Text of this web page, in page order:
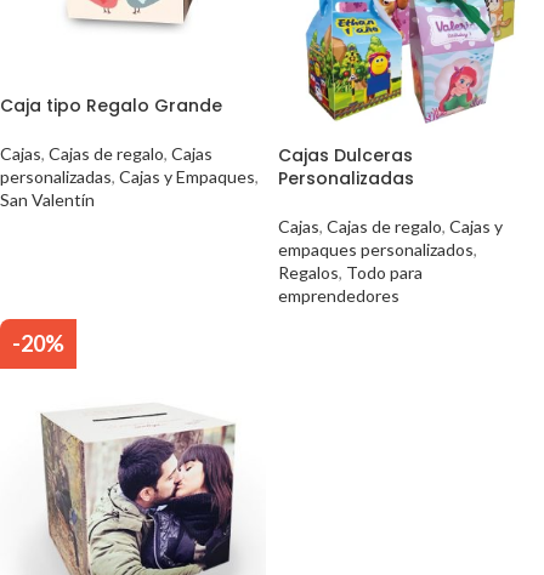
Caja tipo Regalo Grande
Cajas, Cajas de regalo, Cajas
personalizadas, Cajas y Empaques,
San Valentín
Cajas Dulceras
Personalizadas
Cajas, Cajas de regalo, Cajas y
empaques personalizados,
Regalos, Todo para
emprendedores
-20%